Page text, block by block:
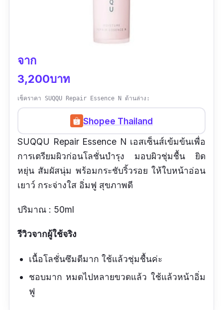
จาก
3,200บาท
เช็คราคา SUQQU Repair Essence N ด้านล่าง:
Shopee Thailand
SUQQU Repair Essence N เอสเซ็นส์เข้มข้นเพื่อ
การเตรียมผิวก่อนโลชั่นบำรุง มอบผิวชุ่มชื้น ยิด
หยุ่น สัมผัสนุ่ม พร้อมกระชับริ้วรอย ให้ใบหน้าอ่อน
เยาว์ กระจ่างใส อิ่มฟู สุขภาพดี
ปริมาณ : 50ml
รีวิวจากผู้ใช้จริง
เนื้อโลชั่นซึมดีมาก ใช้แล้วชุ่มชื้นค่ะ
ชอบมาก หมดไปหลายขวดแล้ว ใช้แล้วหน้าอิ่ม
ฟู